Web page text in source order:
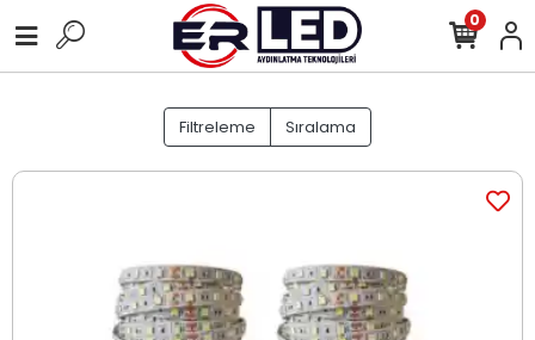
0
Filtreleme Sıralama